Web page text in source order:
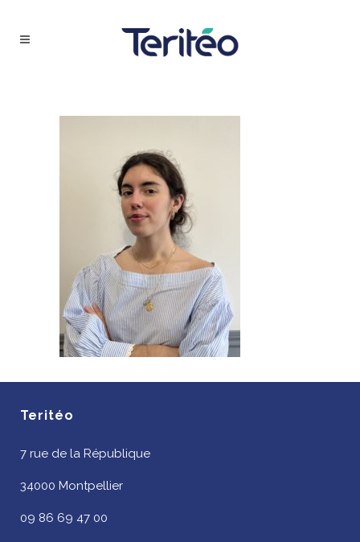
Teritéo
7 rue de la République
34000 Montpellier
09 86 69 47 00